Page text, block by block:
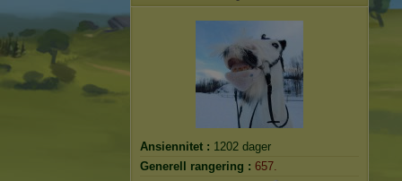
Ansiennitet : 1202 dager
Generell rangering : 657.